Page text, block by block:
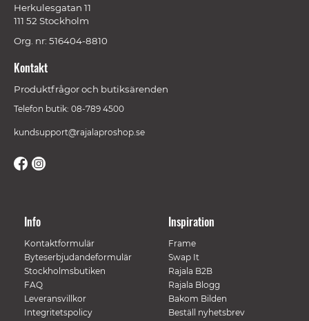
Herkulesgatan 11
111 52 Stockholm
Org. nr: 516404-8810
Kontakt
Produktfrågor och butiksärenden
Telefon butik: 08-789 4500
kundsupport@rajalaproshop.se
Info
Kontaktformulär
Byteserbjudandeformulär
Stockholmsbutiken
FAQ
Leveransvillkor
Integritetspolicy
Inspiration
Frame
Swap It
Rajala B2B
Rajala Blogg
Bakom Bilden
Beställ nyhetsbrev